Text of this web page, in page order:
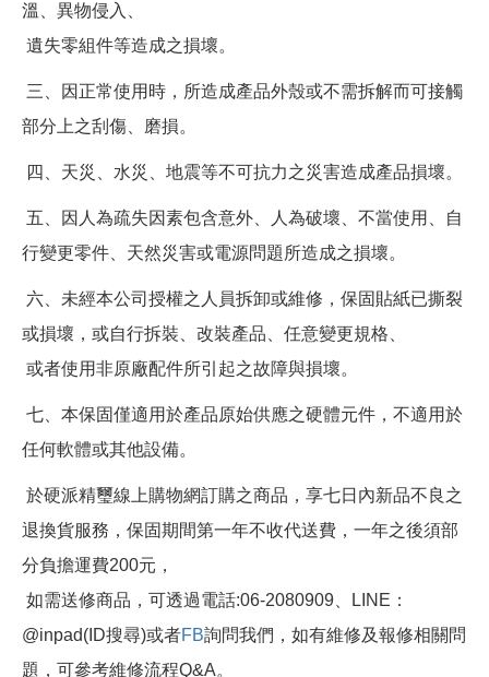
溫、異物侵入、
遺失零組件等造成之損壞。
三、因正常使用時，所造成產品外殼或不需拆解而可接觸
部分上之刮傷、磨損。
四、天災、水災、地震等不可抗力之災害造成產品損壞。
五、因人為疏失因素包含意外、人為破壞、不當使用、自
行變更零件、天然災害或電源問題所造成之損壞。
六、未經本公司授權之人員拆卸或維修，保固貼紙已撕裂
或損壞，或自行拆裝、改裝產品、任意變更規格、
或者使用非原廠配件所引起之故障與損壞。
七、本保固僅適用於產品原始供應之硬體元件，不適用於
任何軟體或其他設備。
於硬派精璽線上購物網訂購之商品，享七日內新品不良之
退換貨服務，保固期間第一年不收代送費，一年之後須部
分負擔運費200元，
如需送修商品，可透過電話:06-2080909、LINE：
@inpad(ID搜尋)或者FB詢問我們，如有維修及報修相關問
題，可參考維修流程Q&A。